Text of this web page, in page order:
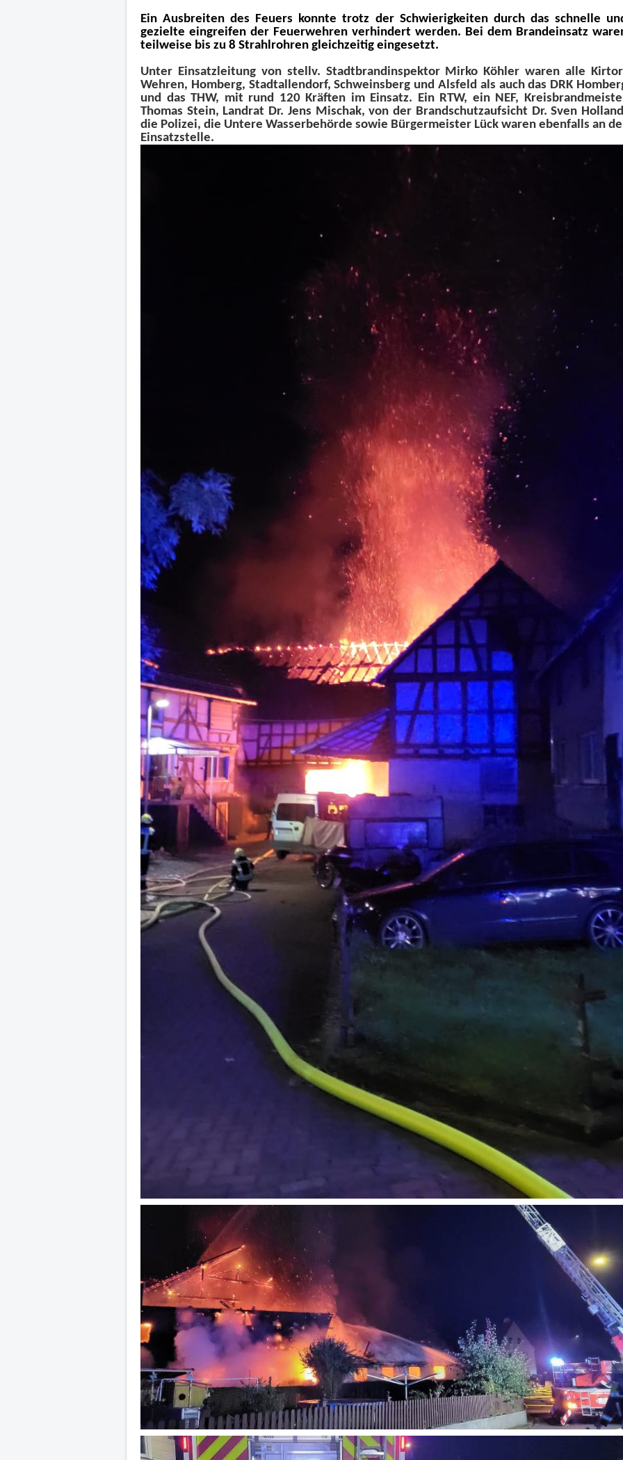
Ein Ausbreiten des Feuers konnte trotz der Schwierigkeiten durch das schnelle
gezielte eingreifen der Feuerwehren verhindert werden. Bei dem Brandeinsatz
teilweise bis zu 8 Strahlrohren gleichzeitig eingesetzt.
Unter Einsatzleitung von stellv. Stadtbrandinspektor Mirko Köhler waren alle
Wehren, Homberg, Stadtallendorf, Schweinsberg und Alsfeld als auch das DRK
und das THW, mit rund 120 Kräften im Einsatz. Ein RTW, ein NEF,
Thomas Stein, Landrat Dr. Jens Mischak, von der Brandschutzaufsicht Dr. Sven
die Polizei, die Untere Wasserbehörde sowie Bürgermeister Lück waren ebenfalls an
Einsatzstelle.